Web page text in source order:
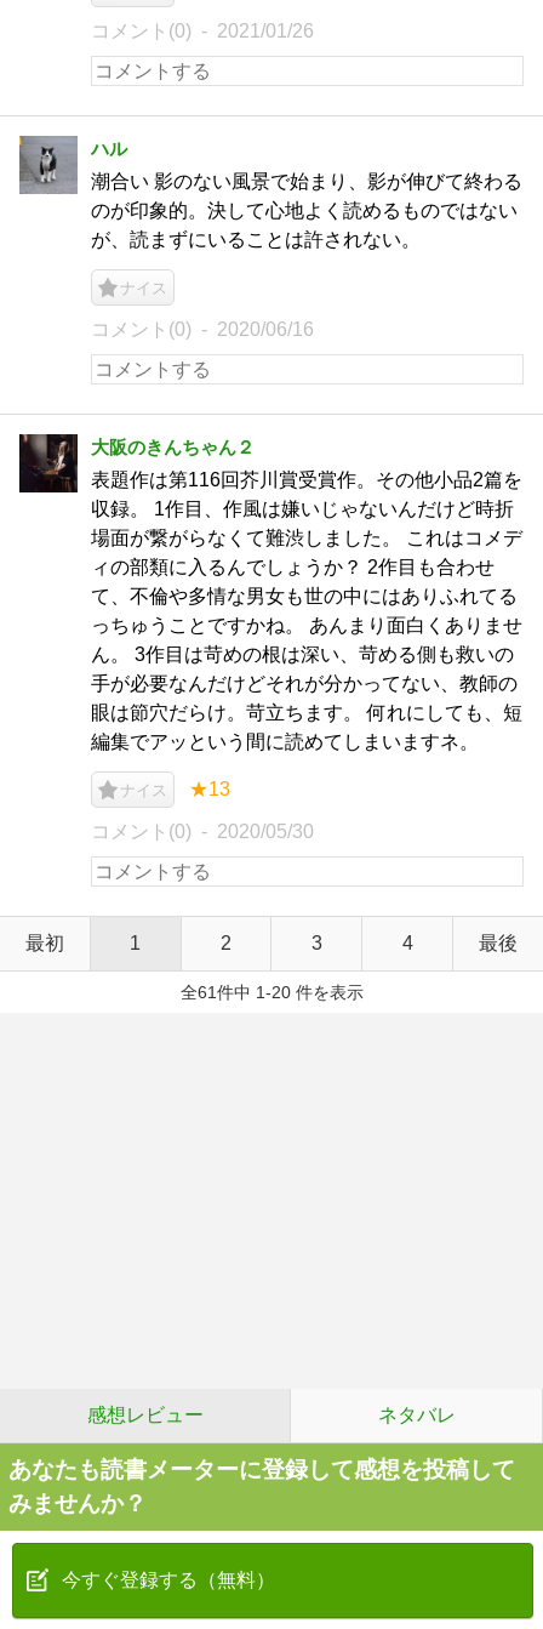
コメント(0) 2021/01/26
ハル
潮合い 影のない風景で始まり、影が伸びて終わる
のが印象的。決して心地よく読めるものではない
が、読まずにいることは許されない。
ナイス
コメント(0) 2020/06/16
大阪のきんちゃん２
表題作は第116回芥川賞受賞作。その他小品2篇を
収録。 1作目、作風は嫌いじゃないんだけど時折
場面が繋がらなくて難渋しました。 これはコメデ
ィの部類に入るんでしょうか？ 2作目も合わせ
て、不倫や多情な男女も世の中にはありふれてる
っちゅうことですかね。 あんまり面白くありませ
ん。 3作目は苛めの根は深い、苛める側も救いの
手が必要なんだけどそれが分かってない、教師の
眼は節穴だらけ。苛立ちます。 何れにしても、短
編集でアッという間に読めてしまいますネ。
ナイス ★13
コメント(0) 2020/05/30
最初 1 2 3 4 最後
全61件中 1-20 件を表示
感想レビュー ネタバレ
あなたも読書メーターに登録して感想を投稿して
みませんか？
今すぐ登録する（無料）